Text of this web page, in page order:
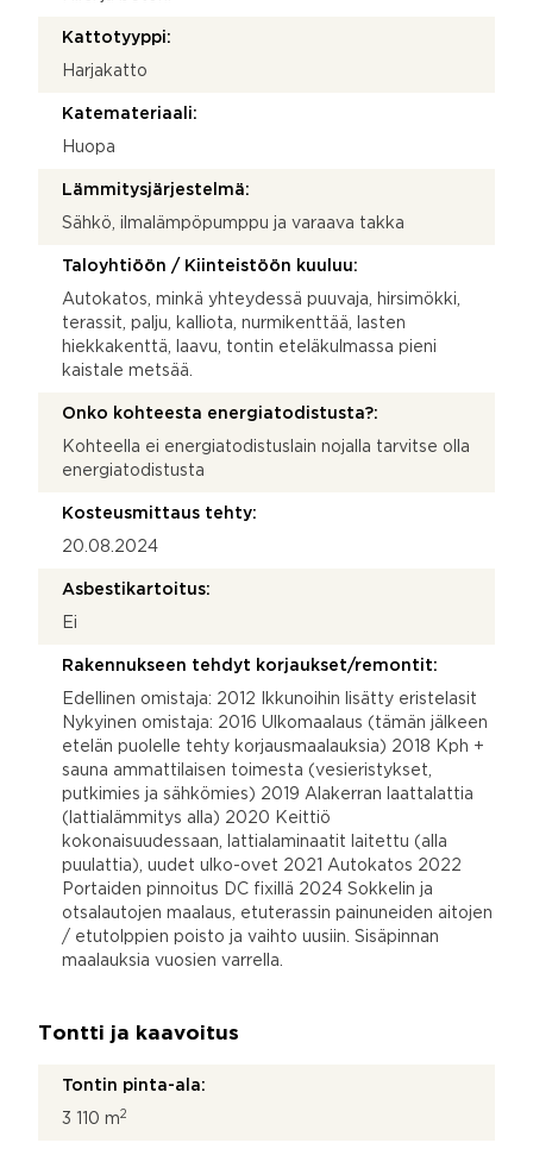
Kattotyyppi:
Harjakatto
Katemateriaali:
Huopa
Lämmitysjärjestelmä:
Sähkö, ilmalämpöpumppu ja varaava takka
Taloyhtiöön / Kiinteistöön kuuluu:
Autokatos, minkä yhteydessä puuvaja, hirsimökki,
terassit, palju, kalliota, nurmikenttää, lasten
hiekkakenttä, laavu, tontin eteläkulmassa pieni
kaistale metsää.
Onko kohteesta energiatodistusta?:
Kohteella ei energiatodistuslain nojalla tarvitse olla
energiatodistusta
Kosteusmittaus tehty:
20.08.2024
Asbestikartoitus:
Ei
Rakennukseen tehdyt korjaukset/remontit:
Edellinen omistaja: 2012 Ikkunoihin lisätty eristelasit
Nykyinen omistaja: 2016 Ulkomaalaus (tämän jälkeen
etelän puolelle tehty korjausmaalauksia) 2018 Kph +
sauna ammattilaisen toimesta (vesieristykset,
putkimies ja sähkömies) 2019 Alakerran laattalattia
(lattialämmitys alla) 2020 Keittiö
kokonaisuudessaan, lattialaminaatit laitettu (alla
puulattia), uudet ulko-ovet 2021 Autokatos 2022
Portaiden pinnoitus DC fixillä 2024 Sokkelin ja
otsalautojen maalaus, etuterassin painuneiden aitojen
/ etutolppien poisto ja vaihto uusiin. Sisäpinnan
maalauksia vuosien varrella.
Tontti ja kaavoitus
Tontin pinta-ala:
3 110 m2